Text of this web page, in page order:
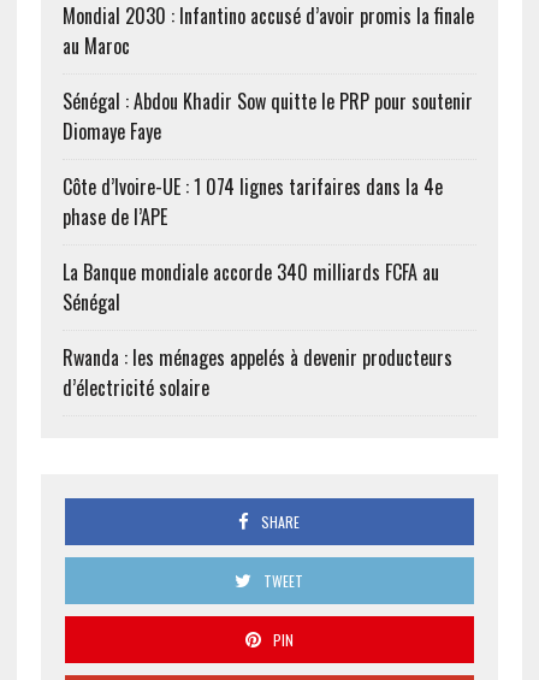
Mondial 2030 : Infantino accusé d’avoir promis la finale
au Maroc
Sénégal : Abdou Khadir Sow quitte le PRP pour soutenir
Diomaye Faye
Côte d’Ivoire-UE : 1 074 lignes tarifaires dans la 4e
phase de l’APE
La Banque mondiale accorde 340 milliards FCFA au
Sénégal
Rwanda : les ménages appelés à devenir producteurs
d’électricité solaire
SHARE
TWEET
PIN